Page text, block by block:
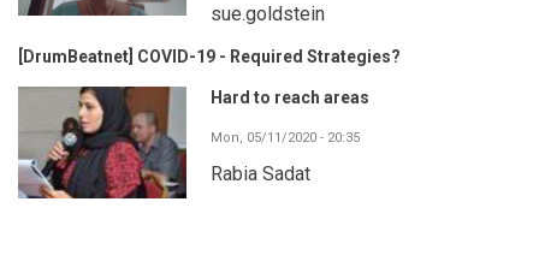
sue.goldstein
[DrumBeatnet] COVID-19 - Required Strategies?
Hard to reach areas
Mon, 05/11/2020 - 20:35
Rabia Sadat